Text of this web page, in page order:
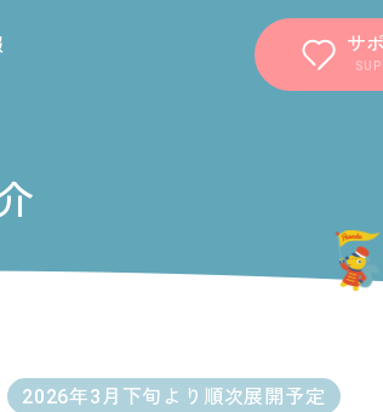
サ
2026年3月下旬より順次展開予定